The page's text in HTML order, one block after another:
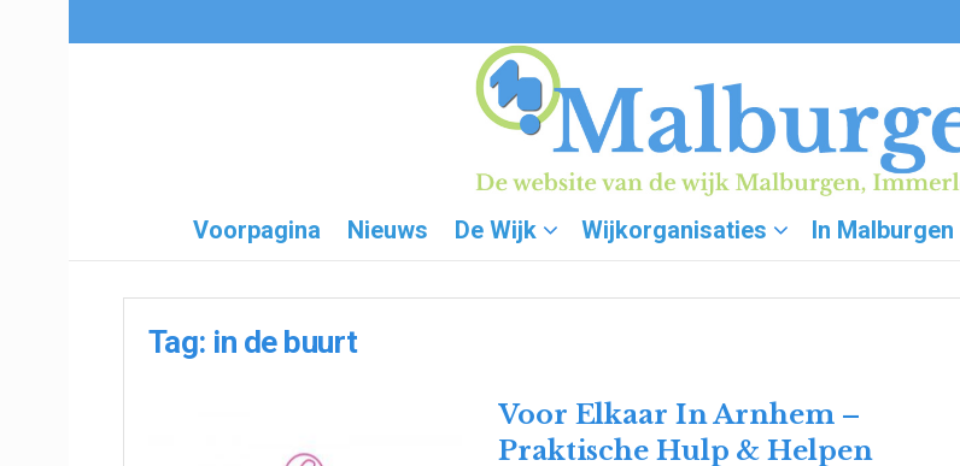
Voorpagina Nieuws De Wijk Wijkorganisaties In Malburgen
Tag: in de buurt
Voor Elkaar In Arnhem –
Praktische Hulp & Helpen